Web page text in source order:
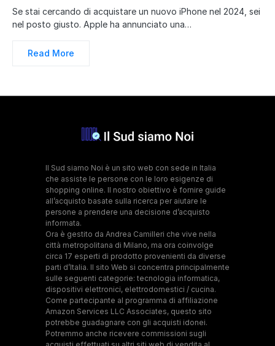
Se stai cercando di acquistare un nuovo iPhone nel 2024, sei
nel posto giusto. Apple ha annunciato una…
Read More
Il Sud siamo Noi è un sito web con sede in Italia
che assiste le persone con le loro esigenze di
shopping online. Il nostro obiettivo è fornire guide
all’acquisto basate sulla ricerca per aiutare le
persone a prendere una decisione d’acquisto
informata.
Ora è gestito da Andrea Camilleri che vive nella
città metropolitana di Milano, ma ora coinvolge
circa 17 esperti di prodotto provenienti da diverse
parti d’Italia. Il sito Web si concentra principalmente
sulle seguenti categorie: tecnologia informatica,
dispositivi elettronici, elettrodomestici / cucina.
Come partecipante al programma di affiliazione
Amazon Services LLC Associates, questo sito
potrebbe guadagnare con gli acquisti idonei.
Potremmo anche ricevere commissioni sugli